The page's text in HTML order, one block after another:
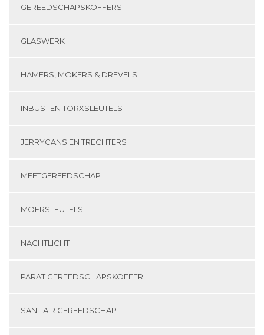
GEREEDSCHAPSKOFFERS
GLASWERK
HAMERS, MOKERS & DREVELS
INBUS- EN TORXSLEUTELS
JERRYCANS EN TRECHTERS
MEETGEREEDSCHAP
MOERSLEUTELS
NACHTLICHT
PARAT GEREEDSCHAPSKOFFER
SANITAIR GEREEDSCHAP